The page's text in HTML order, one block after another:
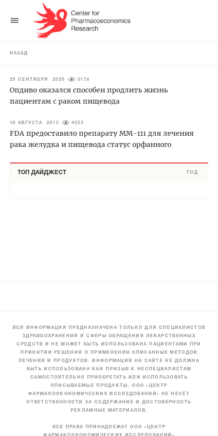
НАЗАД
25 СЕНТЯБРЯ 2020 3178
Опдиво оказался способен продлить жизнь
пациентам с раком пищевода
16 АВГУСТА 2013 4533
FDA предоставило препарату ММ-111 для лечения
рака желудка и пищевода статус орфанного
ТОП ДАЙДЖЕСТ ГОД
ВСЯ ИНФОРМАЦИЯ ПРЕДНАЗНАЧЕНА ТОЛЬКО ДЛЯ СПЕЦИАЛИСТОВ
ЗДРАВООХРАНЕНИЯ И СФЕРЫ ОБРАЩЕНИЯ ЛЕКАРСТВЕННЫХ
СРЕДСТВ И НЕ МОЖЕТ БЫТЬ ИСПОЛЬЗОВАНА ПАЦИЕНТАМИ ПРИ
ПРИНЯТИИ РЕШЕНИЯ О ПРИМЕНЕНИИ ОПИСАННЫХ МЕТОДОВ
ЛЕЧЕНИЯ И ПРОДУКТОВ. ИНФОРМАЦИЯ НА САЙТЕ НЕ ДОЛЖНА
БЫТЬ ИСПОЛЬЗОВАНА КАК ПРИЗЫВ К НЕСПЕЦИАЛИСТАМ
САМОСТОЯТЕЛЬНО ПРИОБРЕТАТЬ ИЛИ ИСПОЛЬЗОВАТЬ
ОПИСЫВАЕМЫЕ ПРОДУКТЫ. ООО «ЦЕНТР
ФАРМАКОЭКОНОМИЧЕСКИХ ИССЛЕДОВАНИЙ» НЕ НЕСЁТ
ОТВЕТСТВЕННОСТИ ЗА СОДЕРЖАНИЕ И ДОСТОВЕРНОСТЬ
РЕКЛАМНЫХ МАТЕРИАЛОВ.
ВСЕ ПРАВА ПРИНАДЛЕЖАТ ООО «ЦЕНТР